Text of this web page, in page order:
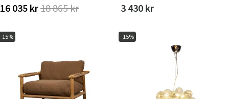
16 035 kr18 865 kr 3 430 kr
-15% -15%